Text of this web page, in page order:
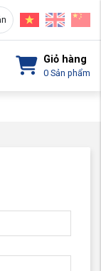
Giỏ hàng
0 Sản phẩm